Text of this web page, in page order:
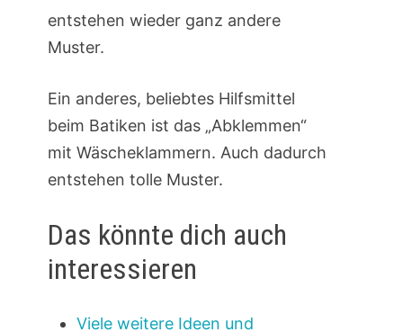
entstehen wieder ganz andere
Muster.
Ein anderes, beliebtes Hilfsmittel
beim Batiken ist das „Abklemmen“
mit Wäscheklammern. Auch dadurch
entstehen tolle Muster.
Das könnte dich auch
interessieren
Viele weitere Ideen und